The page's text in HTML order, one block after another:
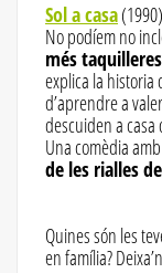
Sol a casa(1990)
No podíem no
més
explica la historia
d’aprendre a
descuiden a casa
Una comèdia
de les rialles
Quines són les
en família?